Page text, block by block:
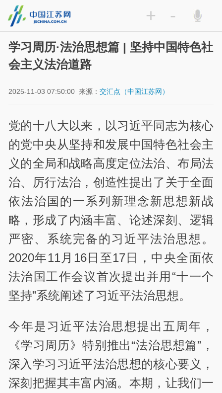
+ -
学习周历·法治思想篇 | 坚持中国特色社
会主义法治道路
2025-11-03 07:50:00 来源：交汇点（中国江苏网）
党的十八大以来，以习近平同志为核心
的党中央从坚持和发展中国特色社会主
义的全局和战略高度定位法治、布局法
治、厉行法治，创造性提出了关于全面
依法治国的一系列新理念新思想新战
略，形成了内涵丰富、论述深刻、逻辑
严密、系统完备的习近平法治思想。
2020年11月16日至17日，中央全面依
法治国工作会议首次提出并用“十一个
坚持”系统阐述了习近平法治思想。
今年是习近平法治思想提出五周年，
《学习周历》特别推出“法治思想篇”，
深入学习习近平法治思想的核心要义，
深刻把握其丰富内涵。本期，让我们一